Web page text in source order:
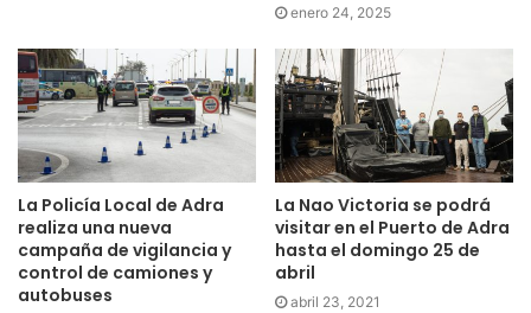
enero 24, 2025
La Policía Local de Adra
realiza una nueva
campaña de vigilancia y
control de camiones y
autobuses
La Nao Victoria se podrá
visitar en el Puerto de Adra
hasta el domingo 25 de
abril
abril 23, 2021